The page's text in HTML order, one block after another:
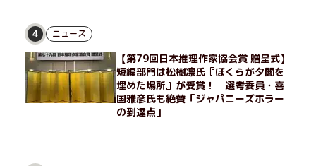
せる男が現れた。茶の湯の粋人、70歳の万江島だ。だが彼に
は、ある秘密があった……。自分の心と身体を偽らない女たちの
姿と、その連帯を描く。赤裸々にして切実な、セクシュアリティ
をめぐる物語。
4 ニュース
【第79回日本推理作家協会賞 贈呈式】
短編部門は松樹凛氏『ぼくらが夕闇を
埋めた場所』が受賞！ 選考委員・喜
国雅彦氏も絶賛「ジャパニーズホラー
の到達点」